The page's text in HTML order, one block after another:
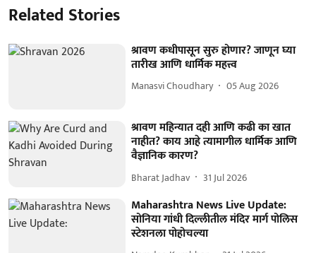
Related Stories
श्रावण कधीपासून सुरु होणार? जाणून घ्या
तारीख आणि धार्मिक महत्त्व
Manasvi Choudhary 05 Aug 2026
श्रावण महिन्यात दही आणि कढी का खात
नाहीत? काय आहे त्यामागील धार्मिक आणि
वैज्ञानिक कारण?
Bharat Jadhav 31 Jul 2026
Maharashtra News Live Update:
सोनिया गांधी दिल्लीतील मंदिर मार्ग पोलिस
स्टेशनला पोहोचल्या